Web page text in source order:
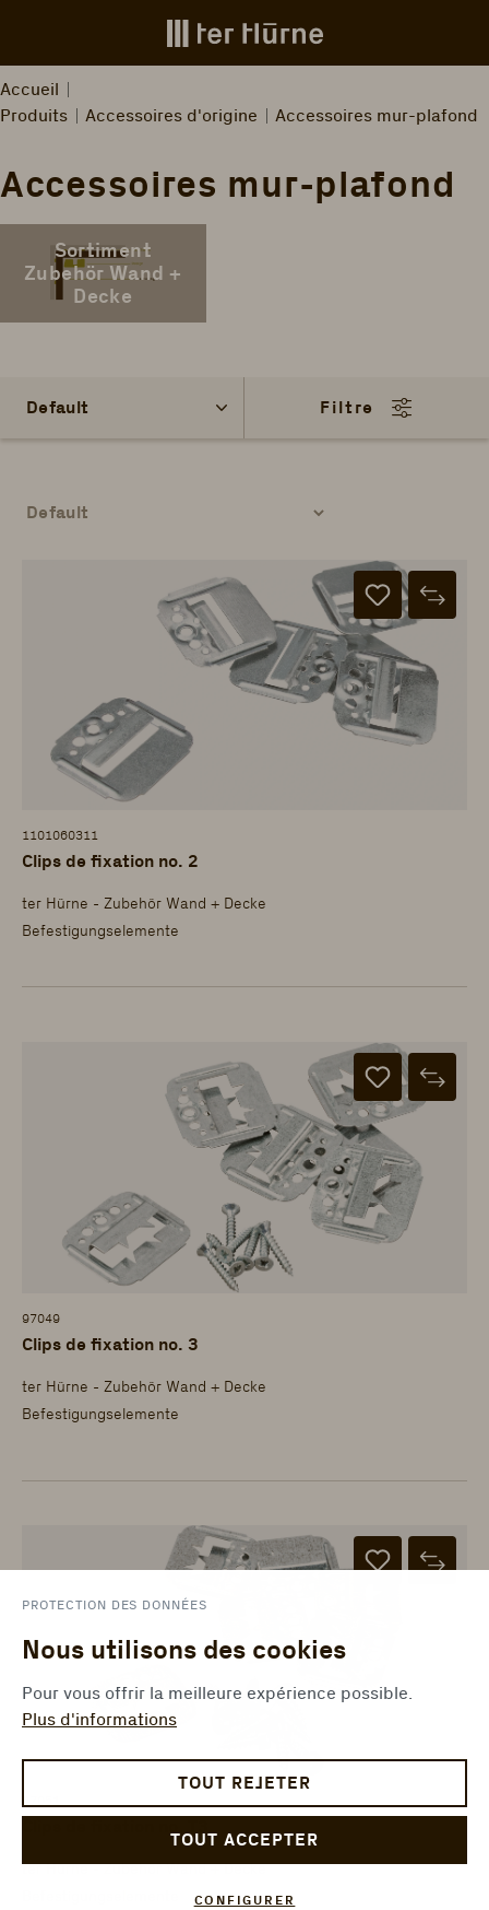
Skip to main content
Accueil
Produits
Accessoires d'origine Accessoires mur-plafond
Accessoires mur-plafond
Sortiment
Zubehör Wand +
Decke
Filtre
1101060311
Clips de fixation no. 2
ter Hürne - Zubehör Wand + Decke
Befestigungselemente
97049
Clips de fixation no. 3
ter Hürne - Zubehör Wand + Decke
Befestigungselemente
ter Hürne - Zubehör Wand + Decke
PROTECTION DES DONNÉES
Nous utilisons des cookies
Pour vous offrir la meilleure expérience possible.
Plus d'informations
TOUT REJETER
TOUT ACCEPTER
CONFIGURER